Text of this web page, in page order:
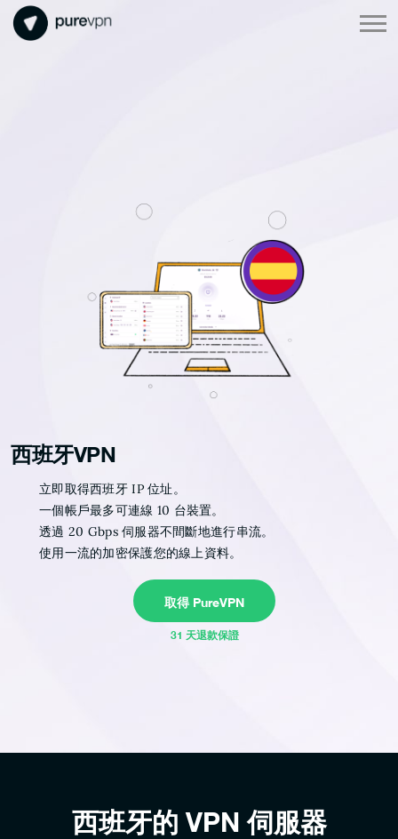
西班牙VPN
立即取得西班牙 IP 位址。
一個帳戶最多可連線 10 台裝置。
透過 20 Gbps 伺服器不間斷地進行串流。
使用一流的加密保護您的線上資料。
取得 PureVPN
31 天退款保證
西班牙的 VPN 伺服器